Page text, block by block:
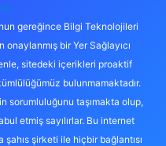
gereğince Bilgi Teknolojileri
bir Yer Sağlayıcı
sitedeki içerikleri proaktif
bulunmamaktadır.
sorumluluğunu taşımakta olup,
etmiş sayılırlar. Bu internet
şirketi ile hiçbir bağlantısı